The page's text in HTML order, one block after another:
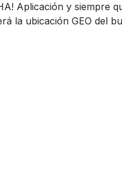
Aplicación y siempre
la ubicación GEO del